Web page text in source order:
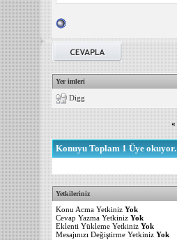
Yer imleri
Digg
«
Konuyu Toplam 1 Üye okuyor.
Yetkileriniz
Konu Acma Yetkiniz Yok
Cevap Yazma Yetkiniz Yok
Eklenti Yükleme Yetkiniz Yok
Mesajınızı Değiştirme Yetkiniz Yok